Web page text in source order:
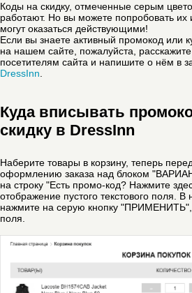
Коды на скидку, отмеченные серым
работают. Но вы можете попробовать их
могут оказаться действующими!
Если вы знаете активный промокод или
на нашем сайте, пожалуйста,
посетителям сайта и напишите о нём в
DressInn
Куда вписывать
скидку в DressInn
Наберите товары в корзину, теперь
оформлению заказа над блоком
на строку "Есть промо-код? Нажмите
отображение пустого текстового поля. В
нажмите на серую кнопку "ПРИМЕНИТЬ",
поля.